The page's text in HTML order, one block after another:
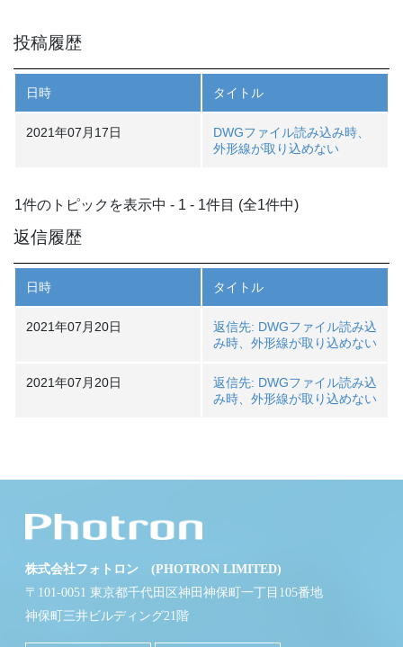
投稿履歴
日時 タイトル
2021年07月17日
DWGファイル読み込み時、
外形線が取り込めない
1件のトピックを表示中 - 1 - 1件目 (全1件中)
返信履歴
日時 タイトル
2021年07月20日
返信先: DWGファイル読み込
み時、外形線が取り込めない
2021年07月20日
返信先: DWGファイル読み込
み時、外形線が取り込めない
株式会社フォトロン (PHOTRON LIMITED)
〒101-0051 東京都千代田区神田神保町一丁目105番地
神保町三井ビルディング21階